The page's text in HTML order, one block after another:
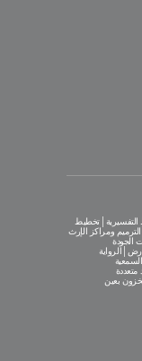
التفسيرية│تخطيط
ومراكز الإرث
الجودة
متعددة
بعين